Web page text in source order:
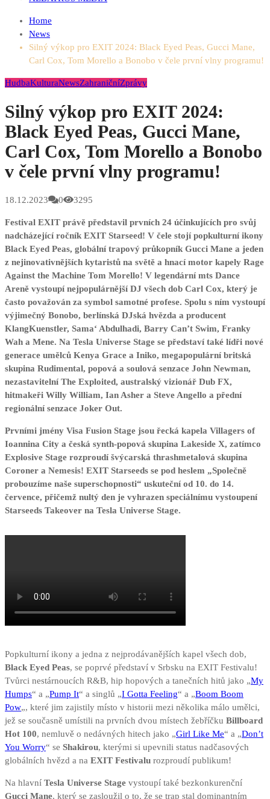
Home
News
Silný výkop pro EXIT 2024: Black Eyed Peas, Gucci Mane,
Carl Cox, Tom Morello a Bonobo v čele první vlny programu!
HudbaKulturaNewsZahraničníZprávy
Silný výkop pro EXIT 2024:
Black Eyed Peas, Gucci Mane,
Carl Cox, Tom Morello a Bonobo
v čele první vlny programu!
18.12.2023 0 3295
Festival EXIT právě představil prvních 24 účinkujících pro svůj
nadcházející ročník EXIT Starseed! V čele stojí popkulturní ikony
Black Eyed Peas, globální trapový průkopník Gucci Mane a jeden
z nejinovativnějších kytaristů na světě a hnací motor kapely Rage
Against the Machine Tom Morello! V legendární mts Dance
Areně vystoupí nejpopulárnější DJ všech dob Carl Cox, který je
často považován za symbol samotné profese. Spolu s ním vystoupí
výjimečný Bonobo, berlínská DJská hvězda a producent
KlangKuenstler, Sama‘ Abdulhadi, Barry Can’t Swim, Franky
Wah a Mene. Na Tesla Universe Stage se představí také lídři nové
generace umělců Kenya Grace a Iniko, megapopulární britská
skupina Rudimental, popová a soulová senzace John Newman,
nezastavitelní The Exploited, australský vizionář Dub FX,
hitmakeři Willy William, Ian Asher a Steve Angello a přední
regionální senzace Joker Out.
Prvními jmény Visa Fusion Stage jsou řecká kapela Villagers of
Ioannina City a česká synth-popová skupina Lakeside X, zatímco
Explosive Stage rozproudí švýcarská thrashmetalová skupina
Coroner a Nemesis! EXIT Starseeds se pod heslem „Společně
probouzíme naše superschopnosti“ uskuteční od 10. do 14.
července, přičemž nultý den je vyhrazen speciálnímu vystoupení
Starseeds Takeover na Tesla Universe Stage.
Popkulturní ikony a jedna z nejprodávanějších kapel všech dob,
Black Eyed Peas, se poprvé představí v Srbsku na EXIT Festivalu!
Tvůrci nestárnoucích R&B, hip hopových a tanečních hitů jako „My
Humps“ a „Pump It“ a singlů „I Gotta Feeling“ a „Boom Boom
Pow„, které jim zajistily místo v historii mezi několika málo umělci,
jež se současně umístili na prvních dvou místech žebříčku Billboard
Hot 100, nemluvě o nedávných hitech jako „Girl Like Me“ a „Don’t
You Worry“ se Shakirou, kterými si upevnili status nadčasových
globálních hvězd a na EXIT Festivalu rozproudí publikum!
Na hlavní Tesla Universe Stage vystoupí také bezkonkurenční
Gucci Mane, který se zasloužil o to, že se trap stal dominantním